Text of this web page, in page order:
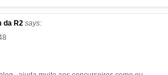
da R2 says: